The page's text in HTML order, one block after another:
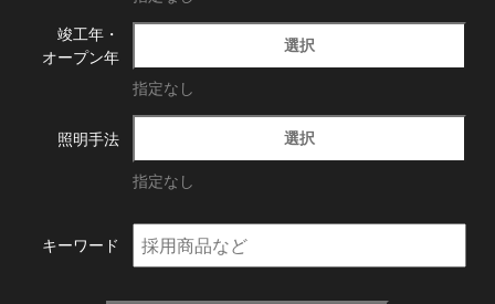
竣工年・
オープン年
選択
指定なし
照明手法 選択
指定なし
キーワード